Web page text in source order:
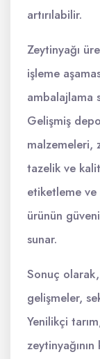
artırılabilir.
Zeytinyağı
işleme
ambalajlama
Gelişmiş
malzemeleri,
tazelik ve
etiketleme
ürünün
sunar.
Sonuç
gelişmeler,
Yenilikçi